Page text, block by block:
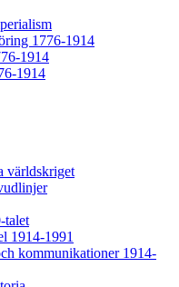
1776-1914
1914
1914
världskriget
talet
1914-1991
kommunikationer 1914-